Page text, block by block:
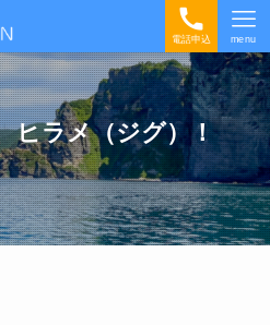
電話申込 menu
ヒラメ（ジグ）！